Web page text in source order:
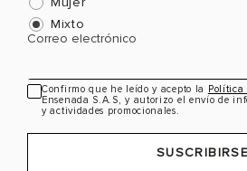
Mixto
Correo electrónico
Confirmo que he leído y acepto la Política
Ensenada S.A.S, y autorizo el envío de
y actividades promocionales.
SUSCRIBIRSE